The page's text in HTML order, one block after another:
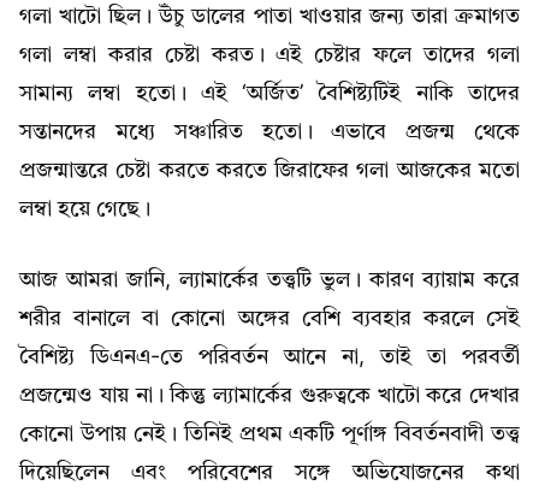
গলা খাটো ছিল। উঁচু ডালের পাতা খাওয়ার জন্য তারা ক্রমাগত
গলা লম্বা করার চেষ্টা করত। এই চেষ্টার ফলে তাদের গলা
সামান্য লম্বা হতো। এই ‘অর্জিত’ বৈশিষ্ট্যটিই নাকি তাদের
সন্তানদের মধ্যে সঞ্চারিত হতো। এভাবে প্রজন্ম থেকে
প্রজন্মান্তরে চেষ্টা করতে করতে জিরাফের গলা আজকের মতো
লম্বা হয়ে গেছে।
আজ আমরা জানি, ল্যামার্কের তত্ত্বটি ভুল। কারণ ব্যায়াম করে
শরীর বানালে বা কোনো অঙ্গের বেশি ব্যবহার করলে সেই
বৈশিষ্ট্য ডিএনএ-তে পরিবর্তন আনে না, তাই তা পরবর্তী
প্রজন্মেও যায় না। কিন্তু ল্যামার্কের গুরুত্বকে খাটো করে দেখার
কোনো উপায় নেই। তিনিই প্রথম একটি পূর্ণাঙ্গ বিবর্তনবাদী তত্ত্ব
দিয়েছিলেন এবং পরিবেশের সঙ্গে অভিযোজনের কথা